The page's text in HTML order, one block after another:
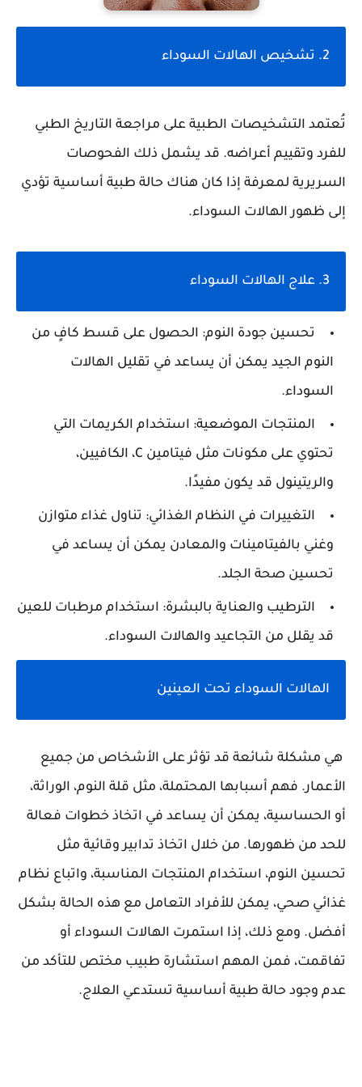
2. تشخيص الهالات السوداء
تُعتمد التشخيصات الطبية على مراجعة التاريخ الطبي
للفرد وتقييم أعراضه. قد يشمل ذلك الفحوصات
السريرية لمعرفة إذا كان هناك حالة طبية أساسية تؤدي
إلى ظهور الهالات السوداء.
3. علاج الهالات السوداء
تحسين جودة النوم: الحصول على قسط كافٍ من
النوم الجيد يمكن أن يساعد في تقليل الهالات
السوداء.
المنتجات الموضعية: استخدام الكريمات التي
تحتوي على مكونات مثل فيتامين C، الكافيين،
والريتينول قد يكون مفيدًا.
التغييرات في النظام الغذائي: تناول غذاء متوازن
وغني بالفيتامينات والمعادن يمكن أن يساعد في
تحسين صحة الجلد.
الترطيب والعناية بالبشرة: استخدام مرطبات للعين
قد يقلل من التجاعيد والهالات السوداء.
الهالات السوداء تحت العينين
هي مشكلة شائعة قد تؤثر على الأشخاص من جميع
الأعمار. فهم أسبابها المحتملة، مثل قلة النوم، الوراثة،
أو الحساسية، يمكن أن يساعد في اتخاذ خطوات فعالة
للحد من ظهورها. من خلال اتخاذ تدابير وقائية مثل
تحسين النوم، استخدام المنتجات المناسبة، واتباع نظام
غذائي صحي، يمكن للأفراد التعامل مع هذه الحالة بشكل
أفضل. ومع ذلك، إذا استمرت الهالات السوداء أو
تفاقمت، فمن المهم استشارة طبيب مختص للتأكد من
عدم وجود حالة طبية أساسية تستدعي العلاج.